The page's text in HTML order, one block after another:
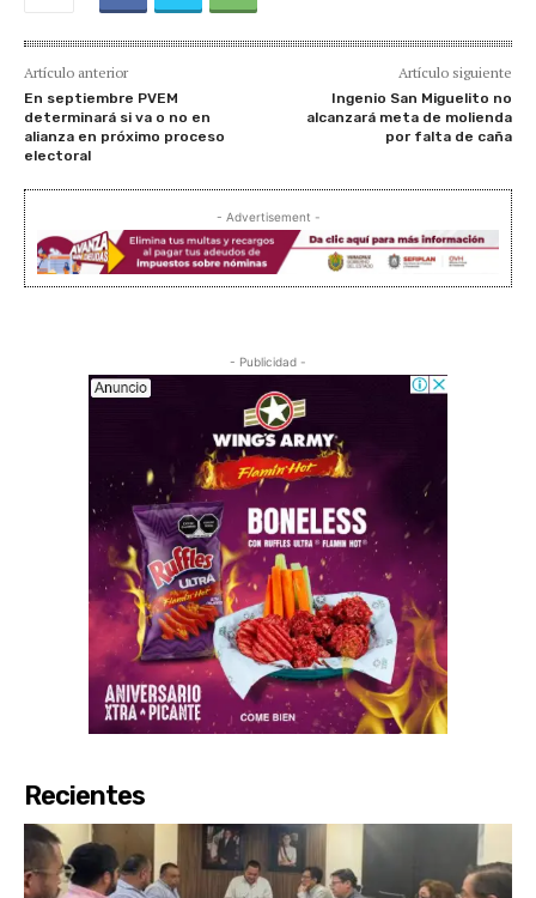
Artículo anterior
En septiembre PVEM
determinará si va o no en
alianza en próximo proceso
electoral
Artículo siguiente
Ingenio San Miguelito no
alcanzará meta de molienda
por falta de caña
- Advertisement -
- Publicidad -
Recientes